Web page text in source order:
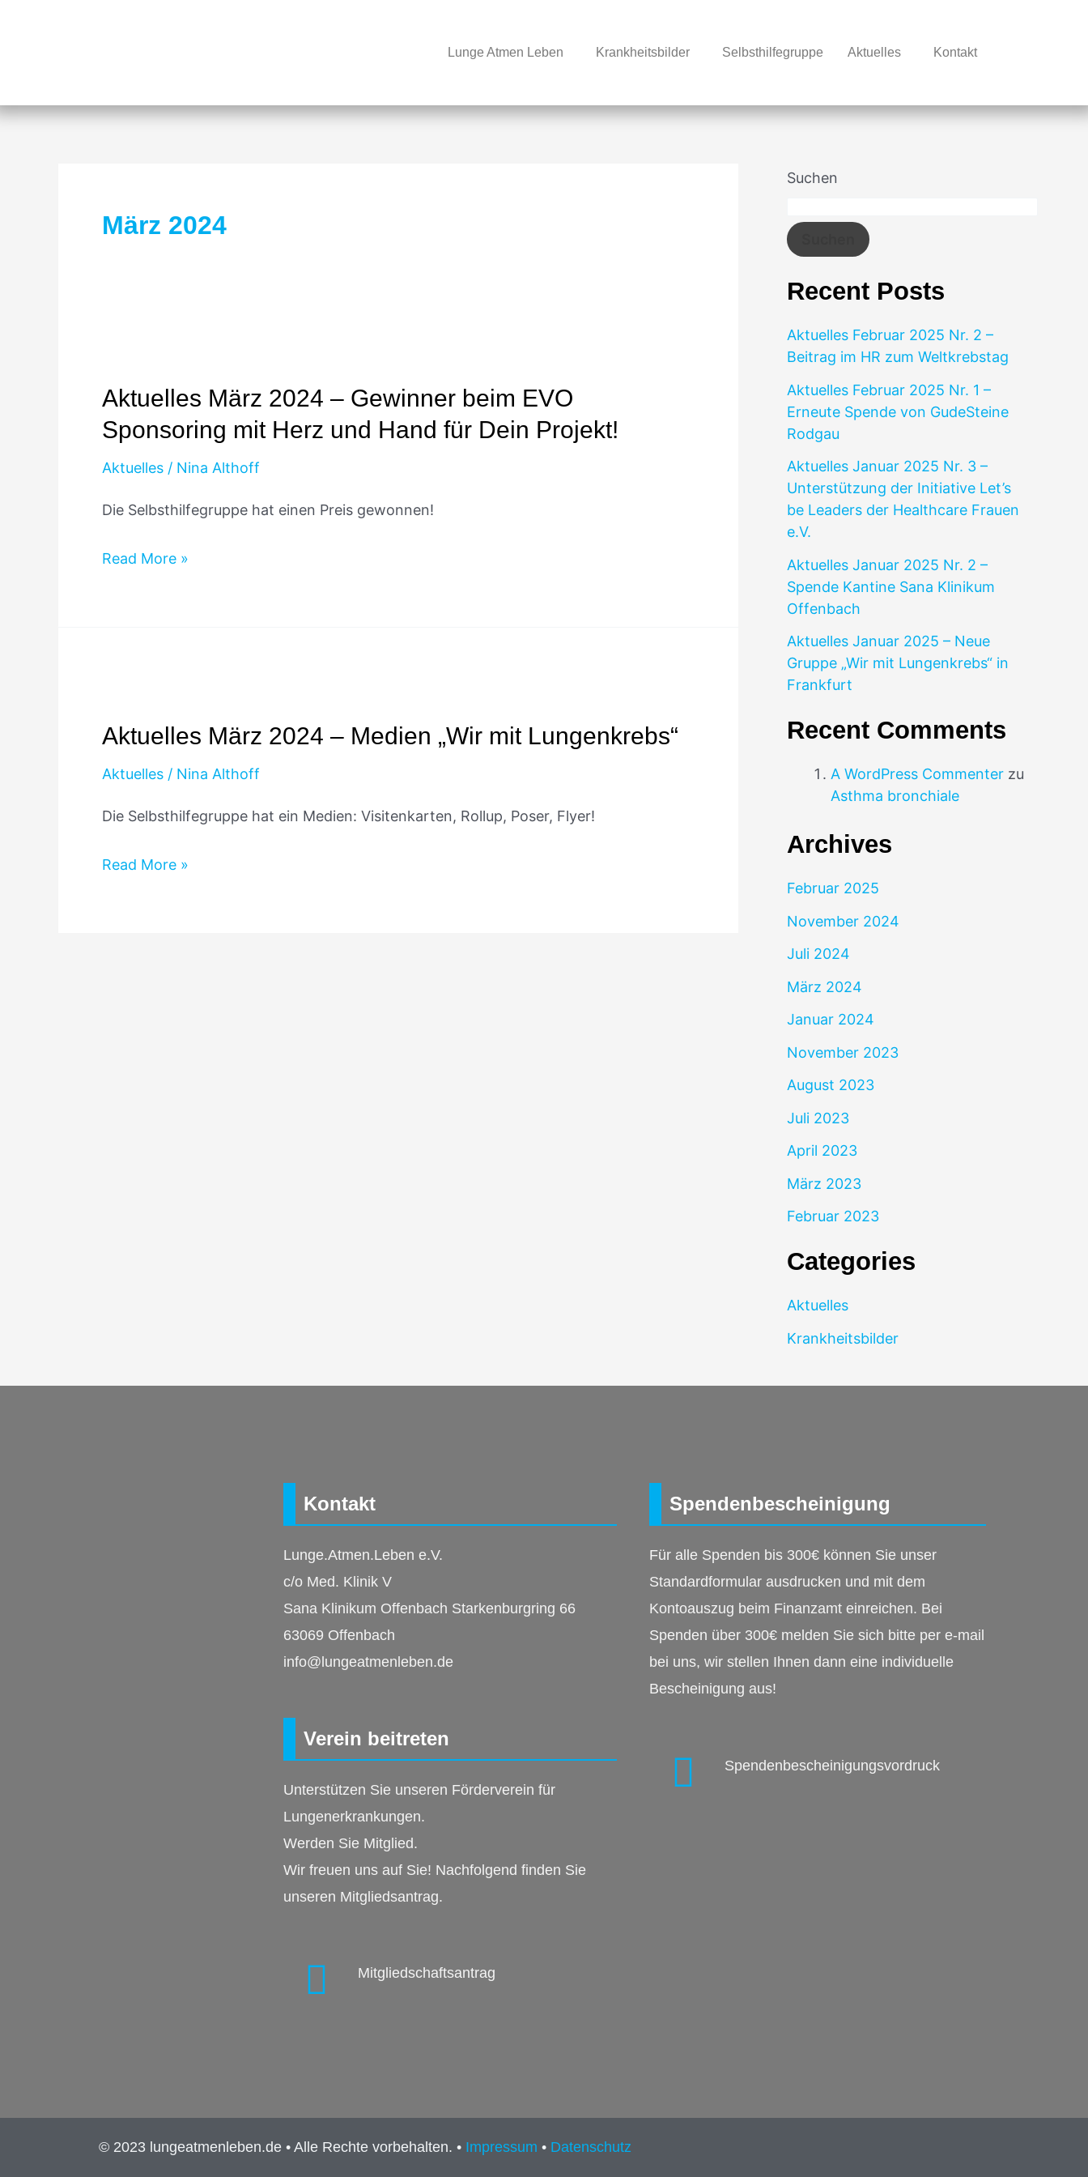
Lunge Atmen Leben Krankheitsbilder Selbsthilfegruppe Aktuelles Kontakt
März 2024
Aktuelles März 2024 – Gewinner beim EVO
Sponsoring mit Herz und Hand für Dein Projekt!
Aktuelles / Nina Althoff
Die Selbsthilfegruppe hat einen Preis gewonnen!
2024
–
EVO
mit
Read More »
Aktuelles März 2024 – Medien „Wir mit Lungenkrebs“
Aktuelles / Nina Althoff
Die Selbsthilfegruppe hat ein Medien: Visitenkarten, Rollup, Poser, Flyer!
2024
„Wir
Lungenkrebs“
Read More »
Suchen
Recent Posts
Aktuelles Februar 2025 Nr. 2 –
Beitrag im HR zum Weltkrebstag
Aktuelles Februar 2025 Nr. 1 –
Erneute Spende von GudeSteine
Rodgau
Aktuelles Januar 2025 Nr. 3 –
Unterstützung der Initiative Let’s
be Leaders der Healthcare Frauen
e.V.
Aktuelles Januar 2025 Nr. 2 –
Spende Kantine Sana Klinikum
Offenbach
Aktuelles Januar 2025 – Neue
Gruppe „Wir mit Lungenkrebs“ in
Frankfurt
Recent Comments
A WordPress Commenter zu
Asthma bronchiale
Archives
Februar 2025
November 2024
Juli 2024
März 2024
Januar 2024
November 2023
August 2023
Juli 2023
April 2023
März 2023
Februar 2023
Categories
Aktuelles
Krankheitsbilder
Kontakt
Lunge.Atmen.Leben e.V.
c/o Med. Klinik V
Sana Klinikum Offenbach Starkenburgring 66
63069 Offenbach
info@lungeatmenleben.de
Verein beitreten
Unterstützen Sie unseren Förderverein für
Lungenerkrankungen.
Werden Sie Mitglied.
Wir freuen uns auf Sie! Nachfolgend finden Sie
unseren Mitgliedsantrag.
Mitgliedschaftsantrag
Spendenbescheinigung
Für alle Spenden bis 300€ können Sie unser
Standardformular ausdrucken und mit dem
Kontoauszug beim Finanzamt einreichen. Bei
Spenden über 300€ melden Sie sich bitte per e-mail
bei uns, wir stellen Ihnen dann eine individuelle
Bescheinigung aus!
Spendenbescheinigungsvordruck
© 2023 lungeatmenleben.de • Alle Rechte vorbehalten. • Impressum • Datenschutz